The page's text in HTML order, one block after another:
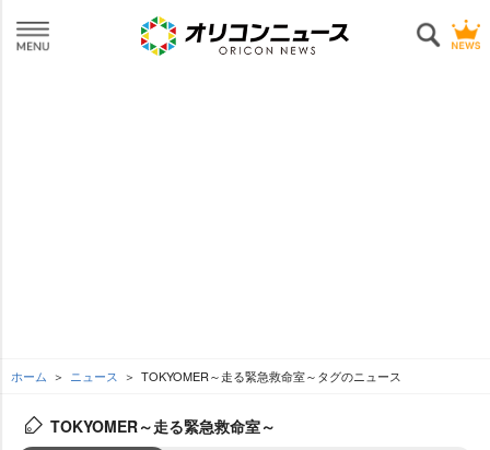
ホーム ニュース TOKYOMER～走る緊急救命室～タグのニュース
TOKYOMER～走る緊急救命室～